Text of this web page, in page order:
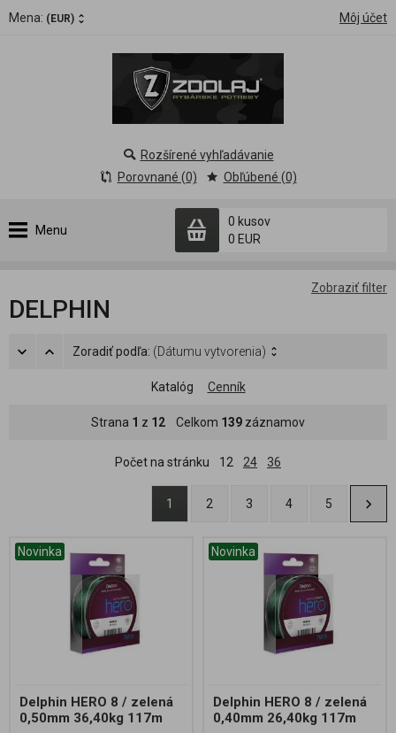
Mena: (EUR) Môj účet
Menu
0 kusov
0 EUR
Rozšírené vyhľadávanie
Porovnané (0)
Obľúbené (0)
Zobraziť filter
DELPHIN
Zoradiť podľa: (Dátumu vytvorenia)
Katalóg Cenník
Strana 1 z 12 Celkom 139 záznamov
Počet na stránku 12 24 36
1 2 3 4 5
Novinka
Delphin HERO 8 / zelená
0,50mm 36,40kg 117m
Novinka
Delphin HERO 8 / zelená
0,40mm 26,40kg 117m